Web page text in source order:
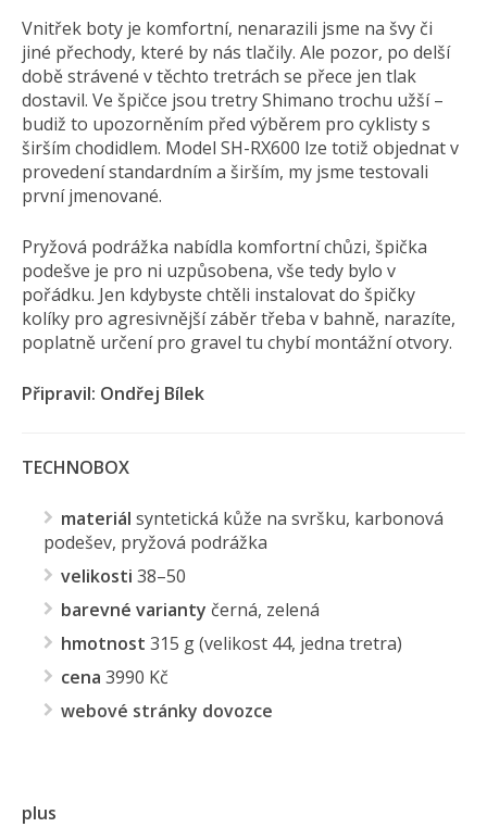
Vnitřek boty je komfortní, nenarazili jsme na švy či
jiné přechody, které by nás tlačily. Ale pozor, po delší
době strávené v těchto tretrách se přece jen tlak
dostavil. Ve špičce jsou tretry Shimano trochu užší –
budiž to upozorněním před výběrem pro cyklisty s
širším chodidlem. Model SH-RX600 lze totiž objednat v
provedení standardním a širším, my jsme testovali
první jmenované.
Pryžová podrážka nabídla komfortní chůzi, špička
podešve je pro ni uzpůsobena, vše tedy bylo v
pořádku. Jen kdybyste chtěli instalovat do špičky
kolíky pro agresivnější záběr třeba v bahně, narazíte,
poplatně určení pro gravel tu chybí montážní otvory.
Připravil: Ondřej Bílek
TECHNOBOX
materiál syntetická kůže na svršku, karbonová
podešev, pryžová podrážka
velikosti 38–50
barevné varianty černá, zelená
hmotnost 315 g (velikost 44, jedna tretra)
cena 3990 Kč
webové stránky dovozce
plus